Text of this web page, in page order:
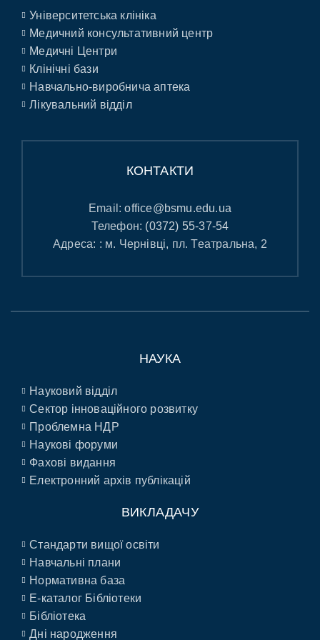
Університетська клініка
Медичний консультативний центр
Медичні Центри
Клінічні бази
Навчально-виробнича аптека
Лікувальний відділ
КОНТАКТИ
Email:office@bsmu.edu.ua
Телефон: (0372) 55-37-54
Адреса: : м. Чернівці, пл. Театральна, 2
НАУКА
Науковий відділ
Сектор інноваційного розвитку
Проблемна НДР
Наукові форуми
Фахові видання
Електронний архів публікацій
ВИКЛАДАЧУ
Стандарти вищої освіти
Навчальні плани
Нормативна база
E-каталог Бібліотеки
Бібліотека
Дні народження